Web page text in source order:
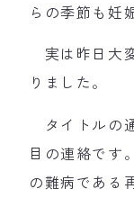
らの季節も妊
実は昨日大
りました。
タイトルの
目の連絡です
の難病である